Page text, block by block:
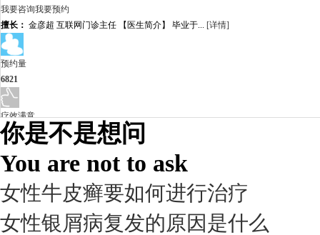
我要咨询我要预约
擅长： 金彦超 互联网门诊主任 【医生简介】 毕业于... [详情]
预约量
6821
疗效满意
98%
你是不是想问
You are not to ask
女性牛皮癣要如何进行治疗
女性银屑病复发的原因是什么